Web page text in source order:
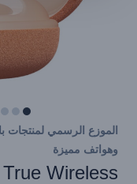
الموزع الرسمي
وهواتف مميزة
Wireless